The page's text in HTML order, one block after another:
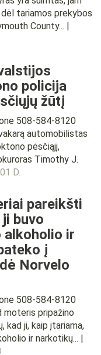
tariamos prekybos
County... |
policija
žūtį
508-584-8120
automobilistas
pėsčiąjį,
Timothy J.
D.
pareikšti
buvo
alkoholio ir
į
Norvelo
508-584-8120
moteris pripažino
kad ji, kaip įtariama,
ir narkotikų... |